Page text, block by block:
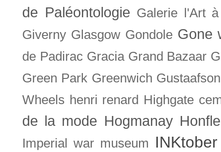
de Paléontologie Galerie l'Art
Giverny Glasgow Gondole Gone
de Padirac Gracia Grand Bazaar
Green Park Greenwich Gustaafson
Wheels henri renard Highgate
de la mode Hogmanay
Imperial war museum INKtober